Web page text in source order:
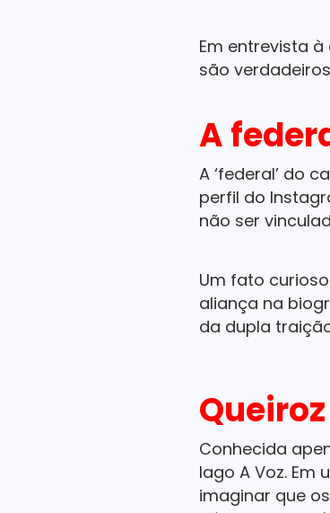
Em entrevista à
são
A
A ‘federal’ do
perfil do
não ser
Um fato
aliança na
da dupla
Conhecida
Iago A Voz.
imaginar que